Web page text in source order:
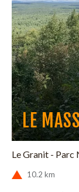
LE
Le Granit - Parc
10.2 km